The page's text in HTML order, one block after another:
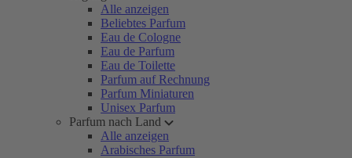
Alle anzeigen
Beliebtes Parfum
Eau de Cologne
Eau de Parfum
Eau de Toilette
Parfum auf Rechnung
Parfum Miniaturen
Unisex Parfum
Parfum nach Land
Alle anzeigen
Arabisches Parfum